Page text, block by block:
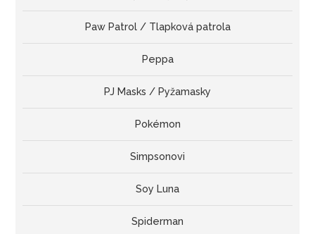
Paw Patrol / Tlapková patrola
Peppa
PJ Masks / Pyžamasky
Pokémon
Simpsonovi
Soy Luna
Spiderman